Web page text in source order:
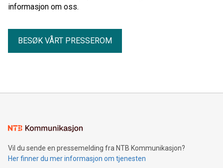
informasjon om oss.
BESØK VÅRT PRESSEROM
Vil du sende en pressemelding fra NTB Kommunikasjon?
Her finner du mer informasjon om tjenesten